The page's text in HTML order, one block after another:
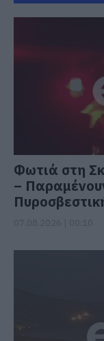
Φωτιά στη
–